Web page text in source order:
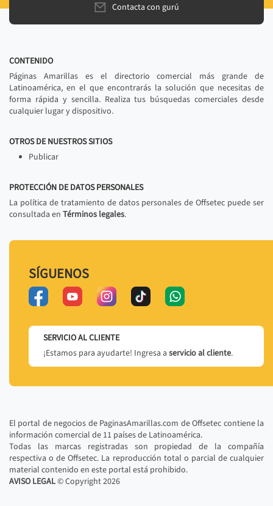
Contacta con gurú
CONTENIDO
Páginas Amarillas es el directorio comercial más grande de
Latinoamérica, en el que encontrarás la solución que necesitas de
forma rápida y sencilla. Realiza tus búsquedas comerciales desde
cualquier lugar y dispositivo.
OTROS DE NUESTROS SITIOS
Publicar
PROTECCIÓN DE DATOS PERSONALES
La política de tratamiento de datos personales de Offsetec puede ser
consultada en Términos legales.
SÍGUENOS
SERVICIO AL CLIENTE
¡Estamos para ayudarte! Ingresa a servicio al cliente.
El portal de negocios de PaginasAmarillas.com de Offsetec contiene la
información comercial de 11 países de Latinoamérica.
Todas las marcas registradas son propiedad de la compañía
respectiva o de Offsetec. La reproducción total o parcial de cualquier
material contenido en este portal está prohibido.
AVISO LEGAL© Copyright2026